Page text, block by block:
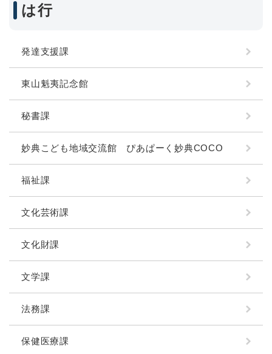
は行
発達支援課
東山魁夷記念館
秘書課
妙典こども地域交流館 ぴあぱーく妙典COCO
福祉課
文化芸術課
文化財課
文学課
法務課
保健医療課